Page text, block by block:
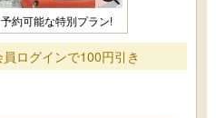
約可能な特別プラン!
ログインで100円引き